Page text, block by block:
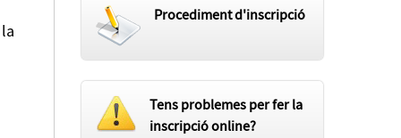
Procediment d'inscripció
Tens problemes per fer la
inscripció online?